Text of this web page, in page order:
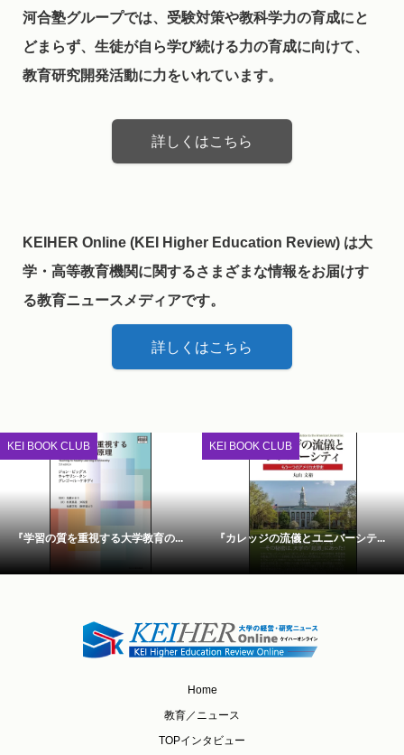
河合塾グループでは、受験対策や教科学力の育成にと
どまらず、生徒が自ら学び続ける力の育成に向けて、
教育研究開発活動に力をいれています。
詳しくはこちら
KEIHER Online (KEI Higher Education Review) は大
学・高等教育機関に関するさまざまな情報をお届けす
る教育ニュースメディアです。
詳しくはこちら
KEI BOOK CLUB
『学習の質を重視する大学教育の...
KEI BOOK CLUB
『カレッジの流儀とユニバーシテ...
Home
教育／ニュース
TOPインタビュー